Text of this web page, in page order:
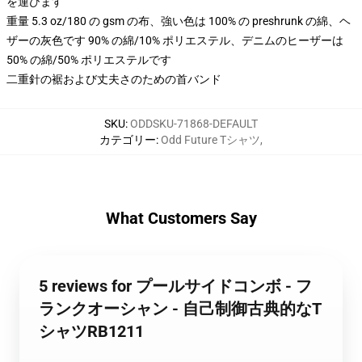
重量 5.3 oz/180 の gsm の布、強い色は 100% の preshrunk の綿、ヘ
ザーの灰色です 90% の綿/10% ポリエステル、デニムのヒーザーは
50% の綿/50% ポリエステルです
二重針の裾および丈夫さのための首バンド
SKU:ODDSKU-71868-DEFAULT
カテゴリー:Odd Future Tシャツ,
What Customers Say
5 reviews for プールサイドコンボ - フ
ランクオーシャン - 自己制御古典的なT
シャツRB1211